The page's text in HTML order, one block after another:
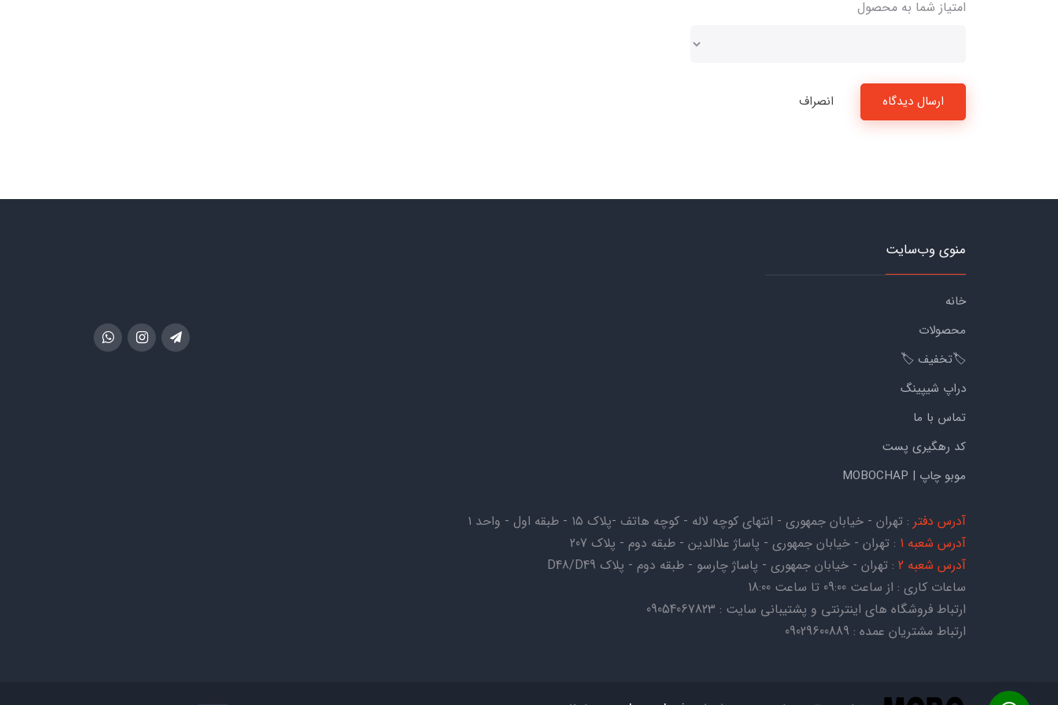
امتیاز شما به محصول
ارسال دیدگاه انصراف
منوی وب‌سایت
خانه
محصولات
🏷️تخفیف 🏷️
دراپ شیپینگ
تماس با ما
کد رهگیری پست
موبو چاپ | MOBOCHAP
آدرس دفتر : تهران - خیابان جمهوری - انتهای کوچه لاله - کوچه هاتف -پلاک ۱۵ - طبقه اول - واحد ۱
آدرس شعبه 1
: تهران - خیابان جمهوری - پاساژ علاالدین - طبقه دوم - پلاک 207
آدرس شعبه 2
: تهران - خیابان جمهوری - پاساژ چارسو - طبقه دوم - پلاک D48/D49
ساعات کاری : از ساعت 09:00 تا ساعت 18:00
ارتباط فروشگاه های اینترنتی و پشتیبانی سایت : 09054067823
ارتباط مشتریان عمده : 09029600889